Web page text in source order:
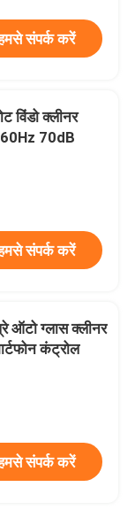
संपर्क करें
विंडो क्लीनर
60Hz 70dB
संपर्क करें
ऑटो ग्लास क्लीनर
कंट्रोल
संपर्क करें